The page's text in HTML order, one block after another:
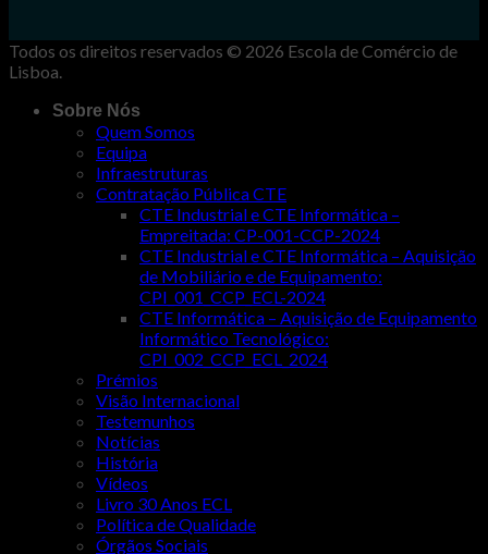
Todos os direitos reservados © 2026 Escola de Comércio de
Lisboa.
Sobre Nós
Quem Somos
Equipa
Infraestruturas
Contratação Pública CTE
CTE Industrial e CTE Informática –
Empreitada: CP-001-CCP-2024
CTE Industrial e CTE Informática – Aquisição
de Mobiliário e de Equipamento:
CPI_001_CCP_ECL-2024
CTE Informática – Aquisição de Equipamento
Informático Tecnológico:
CPI_002_CCP_ECL_2024
Prémios
Visão Internacional
Testemunhos
Notícias
História
Vídeos
Livro 30 Anos ECL
Política de Qualidade
Órgãos Sociais